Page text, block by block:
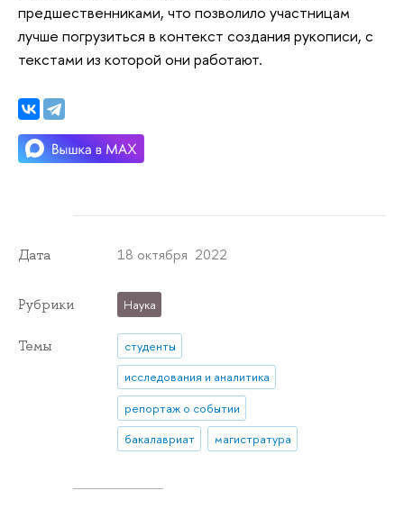
предшественниками, что позволило участницам
лучше погрузиться в контекст создания рукописи, с
текстами из которой они работают.
Дата 18 октября 2022
Рубрики Наука
Темы
студенты
исследования и аналитика
репортаж о событии
бакалавриат
магистратура